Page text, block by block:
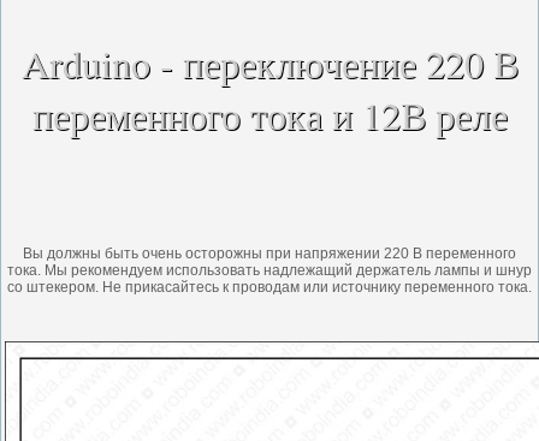
Arduino - переключение 220 В
переменного тока и 12В реле
Вы должны быть очень осторожны при напряжении 220 В переменного
тока. Мы рекомендуем использовать надлежащий держатель лампы и шнур
со штекером. Не прикасайтесь к проводам или источнику переменного тока.